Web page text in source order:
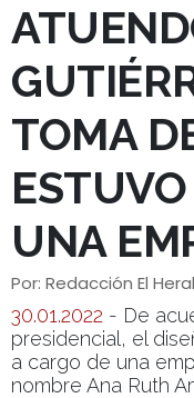
TOMA
UNA
Por: Redacción El
30.01.2022 - De
presidencial, el
a cargo de una
nombre Ana Ruth